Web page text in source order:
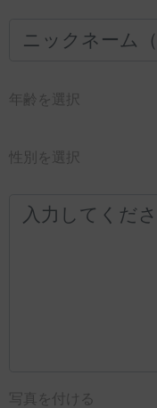
年齢を選択
性別を選択
写真を付ける